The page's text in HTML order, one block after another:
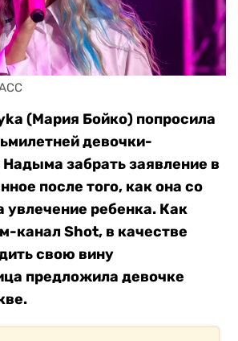
(Мария Бойко) попросила
девочки-
забрать заявление в
после того, как она со
увлечение ребенка. Как
канал Shot, в качестве
свою вину
предложила девочке